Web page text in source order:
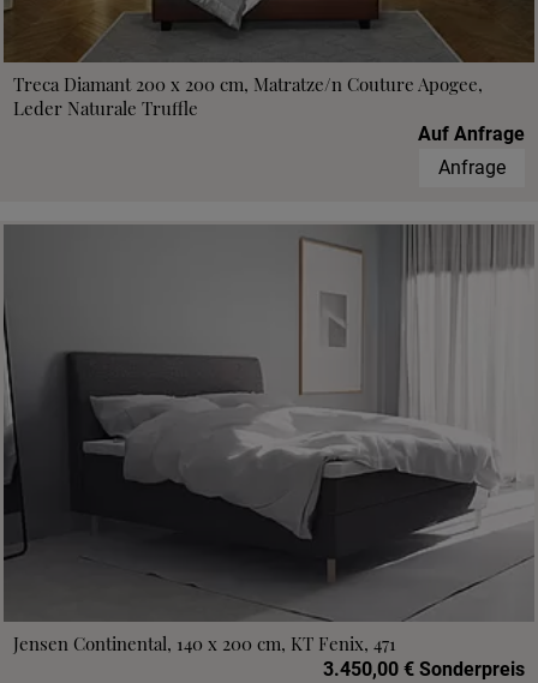
Treca Diamant 200 x 200 cm, Matratze/n Couture Apogee,
Leder Naturale Truffle
Auf Anfrage
Anfrage
Jensen Continental, 140 x 200 cm, KT Fenix, 471
3.450,00 € Sonderpreis